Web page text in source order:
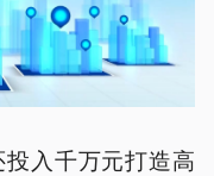
入千万元打造高